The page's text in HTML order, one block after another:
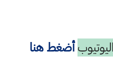
اليوتيوب أضغط هنا